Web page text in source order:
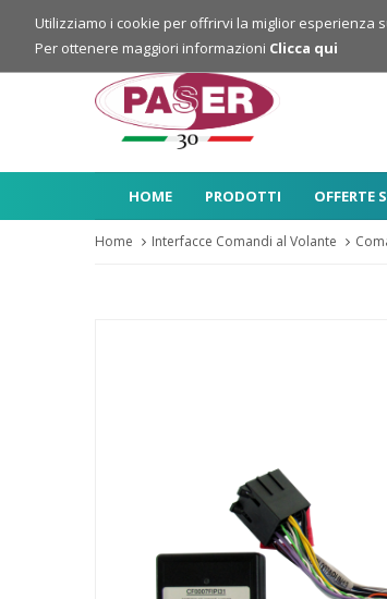
Login Registrazione
HOME PRODOTTI OFFERTE
Home Interfacce Comandi al Volante
Utilizziamo i cookie per offrirvi la miglior esperienza
Per ottenere maggiori informazioni Clicca qui